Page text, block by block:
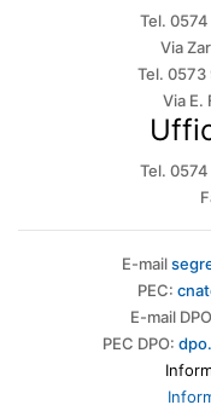
Tel. 0574
Via
Tel. 0573
Via E.
Tel.
E-mail
PEC:
E-mail DPO
PEC DPO: